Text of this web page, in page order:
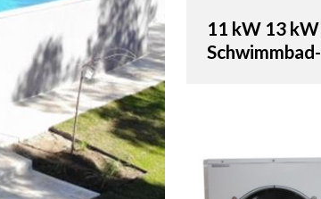
11 kW 13 kW
Schwimmbad-